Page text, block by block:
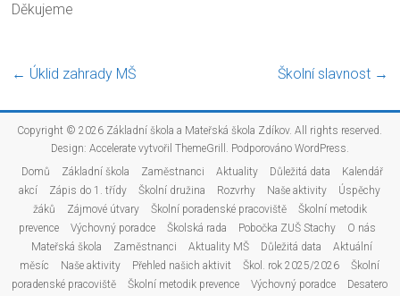
Děkujeme
← Úklid zahrady MŠ Školní slavnost →
Copyright © 2026 Základní škola a Mateřská škola Zdíkov. All rights reserved.
Design: Acceleratevytvořil ThemeGrill. Podporováno WordPress.
Domů
Základní škola Zaměstnanci Aktuality Důležitá data
Kalendář
akcí
Zápis do 1. třídy Školní družina Rozvrhy Naše aktivity
Úspěchy
žáků
Zájmové útvary Školní poradenské pracoviště
Školní metodik
prevence
Výchovný poradce Školská rada Pobočka ZUŠ Stachy
O nás
Mateřská škola
Zaměstnanci Aktuality MŠ Důležitá data
Aktuální
měsíc
Naše aktivity Přehled našich aktivit Škol. rok 2025/2026
Školní
poradenské pracoviště
Školní metodik prevence Výchovný poradce Desatero